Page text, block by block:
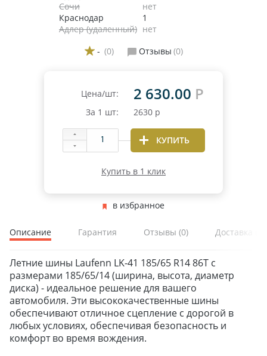
Сочи
нет
Краснодар
1
Адлер (удаленный) нет
- (0) Отзывы (0)
Цена/шт: 2 630.00 Р
За 1 шт: 2630 р
КУПИТЬ
Купить в 1 клик
в избранное
Описание Гарантия Отзывы (0) Доставка и
Летние шины Laufenn LK-41 185/65 R14 86T с
размерами 185/65/14 (ширина, высота, диаметр
диска) - идеальное решение для вашего
автомобиля. Эти высококачественные шины
обеспечивают отличное сцепление с дорогой в
любых условиях, обеспечивая безопасность и
комфорт во время вождения.